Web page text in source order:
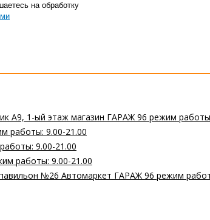
на обработку
А9, 1-ый этаж магазин ГАРАЖ 96 режим
работы: 9.00-21.00
9.00-21.00
работы: 9.00-21.00
№26 Автомаркет ГАРАЖ 96 режим